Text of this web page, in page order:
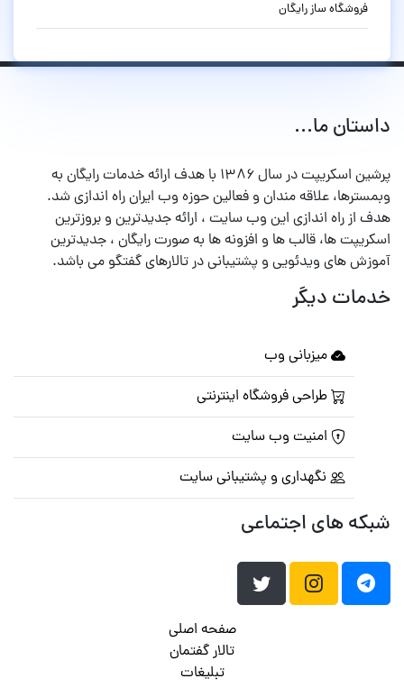
فروشگاه ساز رایگان
داستان ما...
پرشین اسکریپت در سال ۱۳۸۶ با هدف ارائه خدمات رایگان به
وبمسترها، علاقه مندان و فعالین حوزه وب ایران راه اندازی شد.
هدف از راه اندازی این وب سایت ، ارائه جدیدترین و بروزترین
اسکریپت ها، قالب ها و افزونه ها به صورت رایگان ، جدیدترین
آموزش های ویدئویی و پشتیبانی در تالارهای گفتگو می باشد.
خدمات دیگر
میزبانی وب
طراحی فروشگاه اینترنتی
امنیت وب سایت
نگهداری و پشتیبانی سایت
شبکه های اجتماعی
صفحه اصلی
تالار گفتمان
تبلیغات